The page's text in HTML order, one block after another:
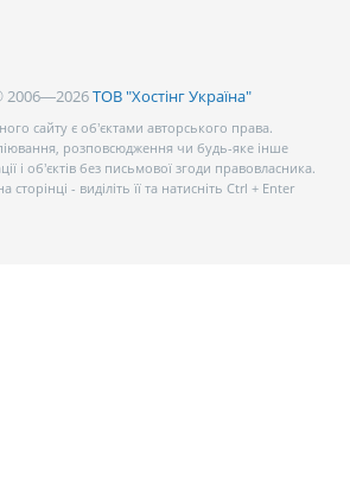
2006—2026ТОВ "Хостінг Україна"
сайту є об’єктами авторського права.
розповсюдження чи будь-яке інше
і об’єктів без письмової згоди правовласника.
- виділіть її та натисніть Ctrl + Enter